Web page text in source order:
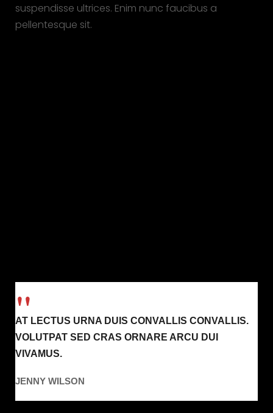
suspendisse ultrices. Enim nunc faucibus a
pellentesque sit.
AT LECTUS URNA DUIS CONVALLIS CONVALLIS.
VOLUTPAT SED CRAS ORNARE ARCU DUI
VIVAMUS.
JENNY WILSON